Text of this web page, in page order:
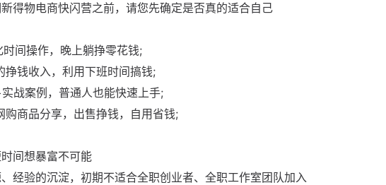
得物电商快闪营之前，请您先确定是否真的适合自己
间操作，晚上躺挣零花钱;
钱收入，利用下班时间搞钱;
战案例，普通人也能快速上手;
商品分享，出售挣钱，自用省钱;
间想暴富不可能
经验的沉淀，初期不适合全职创业者、全职工作室团队加入